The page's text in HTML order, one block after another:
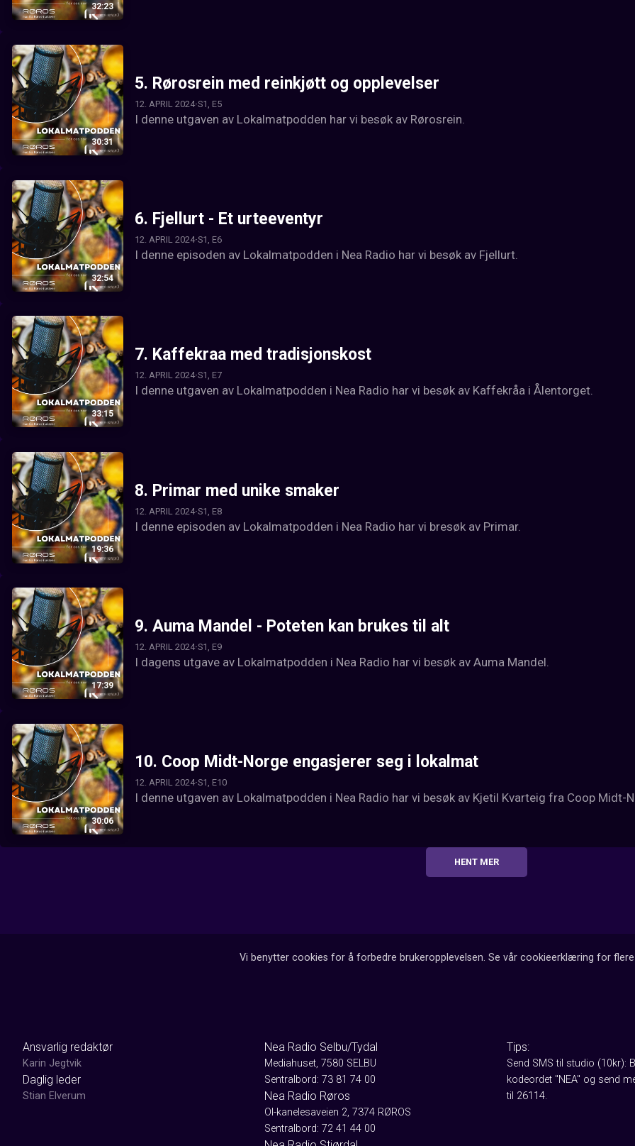
32:23
30:31
5. Rørosrein med reinkjøtt og opplevelser
12. APRIL 2024 S1, E5
I denne utgaven av Lokalmatpodden har vi besøk av Rørosrein.
32:54
6. Fjellurt - Et urteeventyr
12. APRIL 2024 S1, E6
I denne episoden av Lokalmatpodden i Nea Radio har vi besøk av Fjellurt.
33:15
7. Kaffekraa med tradisjonskost
12. APRIL 2024 S1, E7
I denne utgaven av Lokalmatpodden i Nea Radio har vi besøk av Kaffekråa i Ålentorget.
19:36
8. Primar med unike smaker
12. APRIL 2024 S1, E8
I denne episoden av Lokalmatpodden i Nea Radio har vi bresøk av Primar.
17:39
9.Auma Mandel - Poteten kan brukes til alt
12. APRIL 2024 S1, E9
I dagens utgave av Lokalmatpodden i Nea Radio har vi besøk av Auma Mandel.
30:06
10. Coop Midt-Norge engasjerer seg i lokalmat
12. APRIL 2024 S1, E10
I denne utgaven av Lokalmatpodden i Nea Radio har vi besøk av Kjetil Kvarteig fra Coop Midt-
HENT MER
Vi benytter cookies for å forbedre brukeropplevelsen. Se vår cookieerklæring for flere
Ansvarlig redaktør
Karin Jegtvik
Daglig leder
Stian Elverum
Nea Radio Selbu/Tydal
Mediahuset, 7580 SELBU
Sentralbord: 73 81 74 00
Nea Radio Røros
Ol-kanelesaveien 2, 7374 RØROS
Sentralbord: 72 41 44 00
Tips:
Send SMS til studio (10kr):
kodeordet "NEA" og send
til 26114.